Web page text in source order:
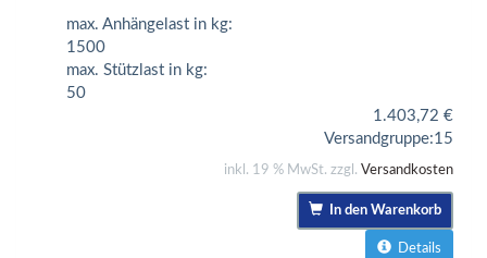
max. Anhängelast in kg:
1500
max. Stützlast in kg:
50
1.403,72 €
Versandgruppe:15
inkl. 19 % MwSt. zzgl. Versandkosten
In den Warenkorb
Details